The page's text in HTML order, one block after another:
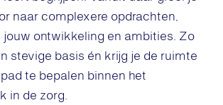
naar complexere opdrachten,
jouw ontwikkeling en ambities. Zo
stevige basis én krijg je de ruimte
te bepalen binnen het
in de zorg.